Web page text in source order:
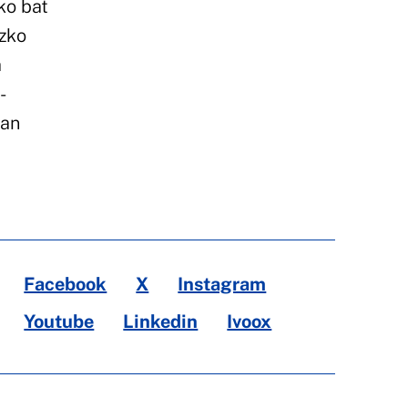
bat
Facebook X
Instagram
Youtube
Linkedin Ivoox